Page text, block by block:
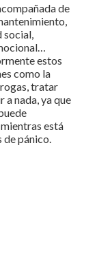
de
social,
estos
como la
tratar
nada, ya que
está
pánico.